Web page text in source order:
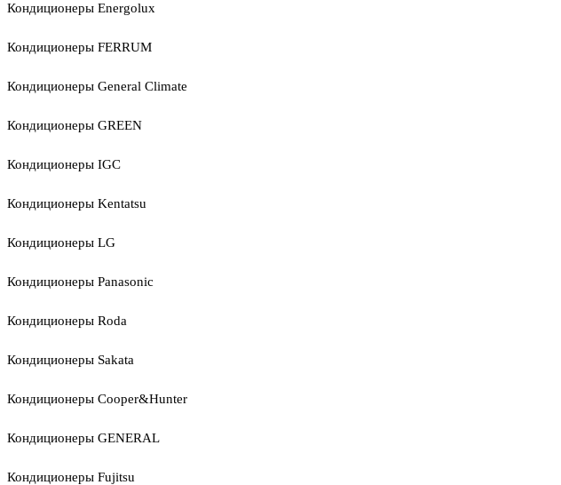
Кондиционеры Energolux
Кондиционеры FERRUM
Кондиционеры General Climate
Кондиционеры GREEN
Кондиционеры IGC
Кондиционеры Kentatsu
Кондиционеры LG
Кондиционеры Panasonic
Кондиционеры Roda
Кондиционеры Sakata
Кондиционеры Cooper&Hunter
Кондиционеры GENERAL
Кондиционеры Fujitsu